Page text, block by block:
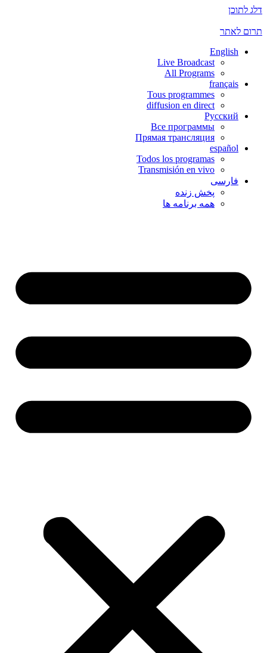
דלג לתוכן
תרום לאתר
English
Live Broadcast
All Programs
français
Tous programmes
diffusion en direct
Русский
Все программы
Прямая трансляция
español
Todos los programas
Transmisión en vivo
فارسی
پخش زنده
همه برنامه ها